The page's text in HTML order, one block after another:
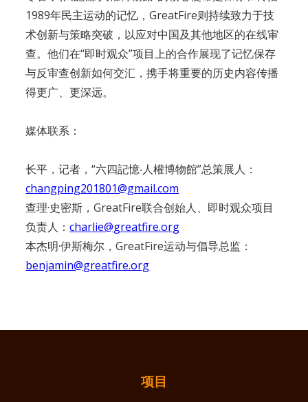
1989年民主运动的记忆，GreatFire则持续致力于技
术创新与策略突破，以应对中国及其他地区的在线审
查。他们在“即时观众”项目上的合作展现了记忆保存
与反审查创新如何交汇，携手将重要的历史内容传播
得更广、更深远。
媒体联系：
长平，记者，“六四記憶‧人權博物館”总策展人：
changping201801@gmail.com
查理·史密斯，GreatFire联合创始人、即时观众项目
负责人：charlie@greatfire.org
本杰明·伊斯梅尔，GreatFire运动与倡导总监：
benjamin@greatfire.org
项目